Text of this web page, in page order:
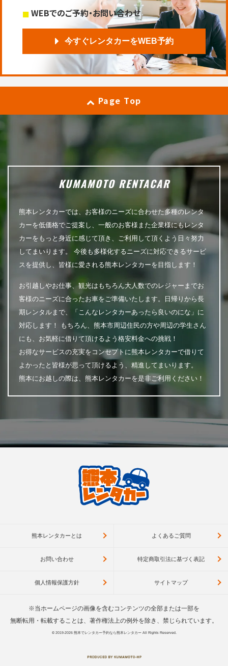
WEBでのご予約・お問い合わせ
今すぐレンタカーをWEB予約
Page Top
KUMAMOTO RENTACAR
熊本レンタカーでは、お客様のニーズに合わせた多種のレンタ
カーを低価格でご提案し、一般のお客様また企業様にもレンタ
カーをもっと身近に感じて頂き、ご利用して頂くよう日々努力
してまいります。 今後も多様化するニーズに対応できるサービ
スを提供し、皆様に愛される熊本レンタカーを目指します！
お引越しやお仕事、観光はもちろん大人数でのレジャーまでお
客様のニーズに合ったお車をご準備いたします。日帰りから長
期レンタルまで、「こんなレンタカーあったら良いのにな」に
対応します！ もちろん、熊本市周辺住民の方や周辺の学生さん
にも、お気軽に借りて頂けるよう格安料金への挑戦！
お得なサービスの充実をコンセプトに熊本レンタカーで借りて
よかったと皆様が思って頂けるよう、精進してまいります。
熊本にお越しの際は、熊本レンタカーを是非ご利用ください！
熊本レンタカーとは よくあるご質問
お問い合わせ 特定商取引法に基づく表記
個人情報保護方針 サイトマップ
※当ホームページの画像を含むコンテンツの全部または一部を
無断転用・転載することは、著作権法上の例外を除き、禁じられています。
© 2019-2026 熊本でレンタカー予約なら熊本レンタカーAll Rights Reserved.